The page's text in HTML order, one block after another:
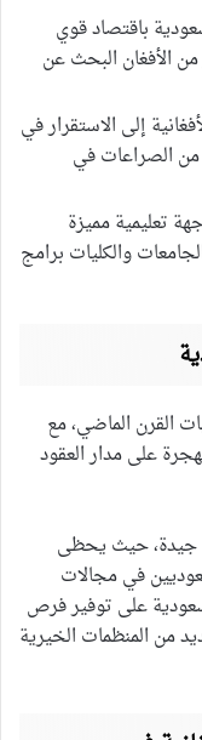
باقتصاد قوي
الأفغان البحث عن
إلى الاستقرار في
الصراعات في
تعليمية مميزة
والكليات برامج
القرن الماضي، مع
على مدار العقود
جيدة، حيث يحظى
في مجالات
على توفير فرص
من المنظمات الخيرية